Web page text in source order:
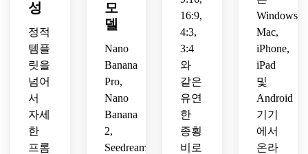
Drive
라고
적힌
네온
글로
우 타
이포
그래
피 포
스터
테이
VÉRA
라는
브랜
드의
편집
패션
타이
포그
래피
타이
틀을
성
정적
템플
릿을
넘어
서
자세
한
프롬
모
델
Nano
Banana
Pro,
Nano
Banana
2,
Seedream
16:9,
4:3,
3:4
와
같은
유연
한
종횡
비로
Windows,
Mac,
iPhone,
iPad
및
Android
기기
에서
온라